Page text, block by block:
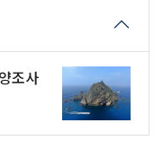
조사